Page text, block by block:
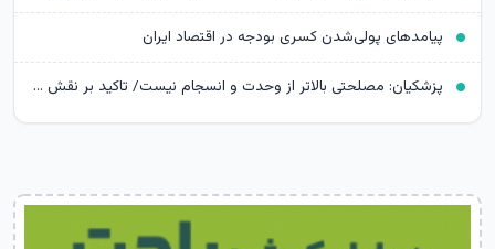
پیامدهای پولی‌شدن کسری بودجه در اقتصاد ایران
پزشکیان: مصلحتی بالاتر از وحدت و انسجام نیست/ تاکید بر نقش خبرنگاران در ایجاد فضای همدلی